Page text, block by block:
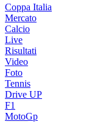
Coppa Italia
Mercato
Calcio
Live
Risultati
Video
Foto
Tennis
Drive UP
F1
MotoGp